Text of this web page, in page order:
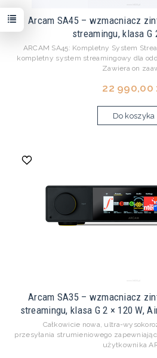
Arcam SA45 – wzmacniacz
streamingu, klasa G
ARCAM SA45: Kompletny System
kompletny system streamingowy dla
Zawiera on
22 990,00
Do koszyka
Arcam SA35 – wzmacniacz
streamingu, klasa G 2 × 120 W,
Całkowicie nowa, ultra-
przesyłania strumieniowego
użytkownika